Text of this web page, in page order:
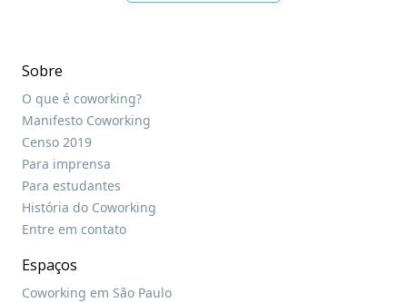
Sobre
O que é coworking?
Manifesto Coworking
Censo 2019
Para imprensa
Para estudantes
História do Coworking
Entre em contato
Espaços
Coworking em São Paulo